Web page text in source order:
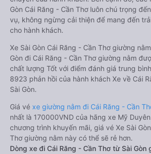
Gòn Cái Răng - Cần Thơ luôn chú trọng
vụ, không ngừng cải thiện để mang đến
cho hành khách.
Xe Sài Gòn Cái Răng - Cần Thơ giường
Gòn đi Cái Răng - Cần Thơ giường nằm
chất lượng Tốt với điểm đánh giá trung
8923 phản hồi của hành khách Xe về Cái
Sài Gòn.
Giá vé xe giường nằm đi Cái Răng - Cần
nhất là 170000VND của hãng xe Mỹ
chương trình khuyến mãi, giá vé Xe Sài
Thơ giường nằm này có thể sẽ rẻ hơn.
Dòng xe đi Cái Răng - Cần Thơ từ Sài Gòn